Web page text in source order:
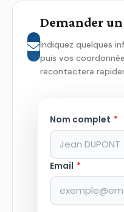
Demander
Indiquez quelques
puis vos
recontactera
Nom complet *
Email *